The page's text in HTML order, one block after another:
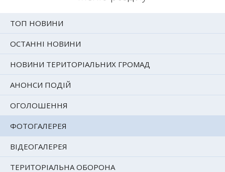
ТОП НОВИНИ
ОСТАННІ НОВИНИ
НОВИНИ ТЕРИТОРІАЛЬНИХ ГРОМАД
АНОНСИ ПОДІЙ
ОГОЛОШЕННЯ
ФОТОГАЛЕРЕЯ
ВІДЕОГАЛЕРЕЯ
ТЕРИТОРІАЛЬНА ОБОРОНА